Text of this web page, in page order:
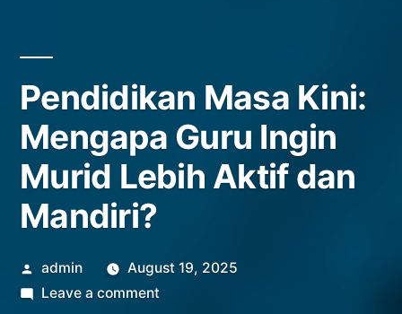
Pendidikan Masa Kini:
Mengapa Guru Ingin
Murid Lebih Aktif dan
Mandiri?
Posted
by
admin
August 19, 2025
Leave a commenton